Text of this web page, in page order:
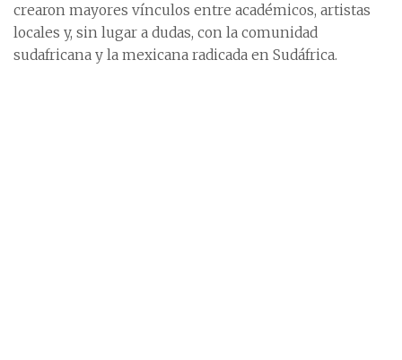
crearon mayores vínculos entre académicos, artistas
locales y, sin lugar a dudas, con la comunidad
sudafricana y la mexicana radicada en Sudáfrica.